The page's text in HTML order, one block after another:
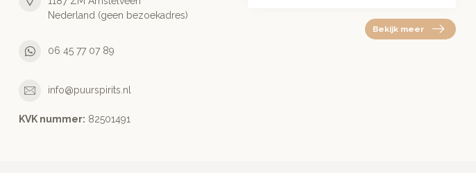
Nederland (geen bezoekadres)
06 45 77 07 89
info@puurspirits.nl
KVK nummer: 82501491
Bekijk meer